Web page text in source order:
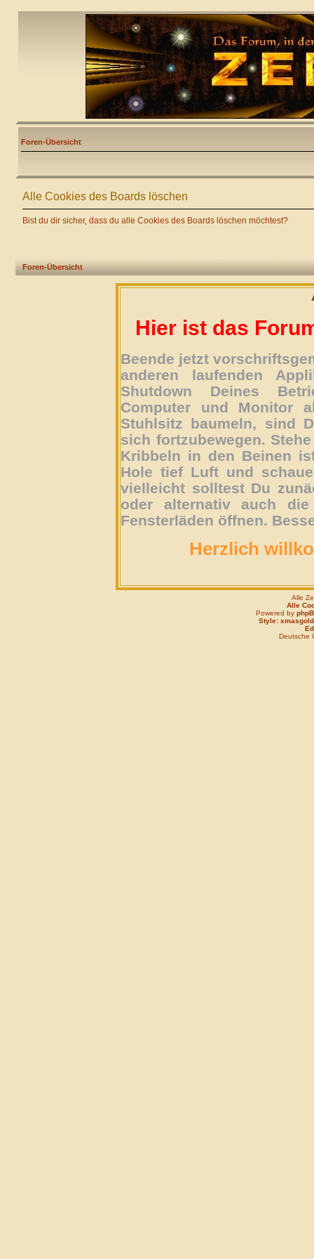
Foren-Übersicht
Alle Cookies des Boards löschen
Bist du dir sicher, dass du alle Cookies des Boards löschen möchtest?
Foren-Übersicht
Hier ist das
Beende jetzt
anderen laufenden
Shutdown Deines
Computer und Monitor
Stuhlsitz baumeln, sind
sich fortzubewegen.
Kribbeln in den Beinen
Hole tief Luft und
vielleicht solltest Du
oder alternativ auch
Fensterläden öffnen.
Herzlich
Alle
Alle
Powered by
Style: xmasgold
Deutsche